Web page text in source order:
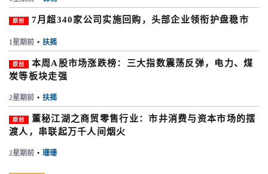
原创 7月超340家公司实施回购，头部企业领衔护盘稳市
1星期前 • 扶摇
原创
本周A股市场涨跌榜：三大指数震荡反弹，电力、煤
炭等板块走强
2星期前 • 扶摇
原创
董秘江湖之商贸零售行业：市井消费与资本市场的摆
渡人，串联起万千人间烟火
2星期前 • 珊珊